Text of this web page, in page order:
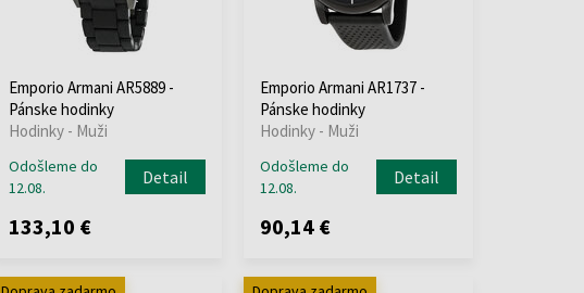
Emporio Armani AR5889 -
Pánske hodinky
Hodinky - Muži
Odošleme do
12.08.
Detail
133,10 €
Emporio Armani AR1737 -
Pánske hodinky
Hodinky - Muži
Odošleme do
12.08.
Detail
90,14 €